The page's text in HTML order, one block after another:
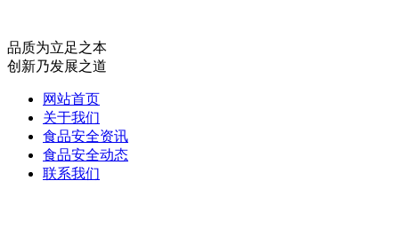
品质为立足之本
创新乃发展之道
网站首页
关于我们
食品安全资讯
食品安全动态
联系我们